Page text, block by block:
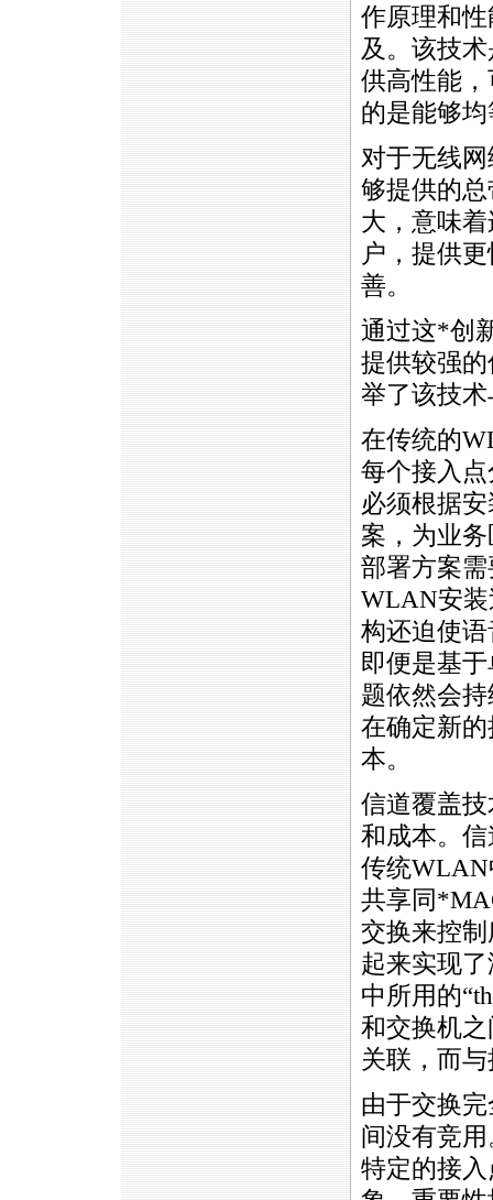
作原理和性
及。该技
供高性能
的是能够
对于无线
够提供的
大，意味
户，提供
善。
通过这*创
提供较强
举了该技
在传统的
每个接入
必须根据
案，为业
部署方案
WLAN安
构还迫使
即便是基
题依然会
在确定新
本。
信道覆盖
和成本。
传统
共享同 *
交换来控
起来实现
中所用的
和交换机
关联，而
由于交换
间没有竞
特定的接